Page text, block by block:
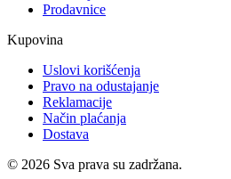
Prodavnice
Kupovina
Uslovi korišćenja
Pravo na odustajanje
Reklamacije
Način plaćanja
Dostava
© 2026 Sva prava su zadržana.